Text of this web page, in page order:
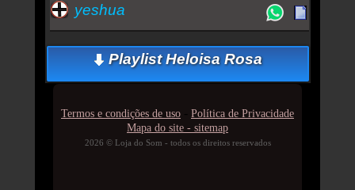
yeshua
Playlist Heloisa Rosa
Termos e condições de uso
Política de Privacidade
Mapa do site - sitemap
2026 © Loja do Som - todos os direitos reservados